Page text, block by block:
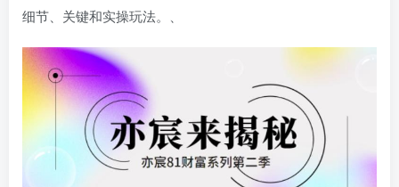
细节、关键和实操玩法。、